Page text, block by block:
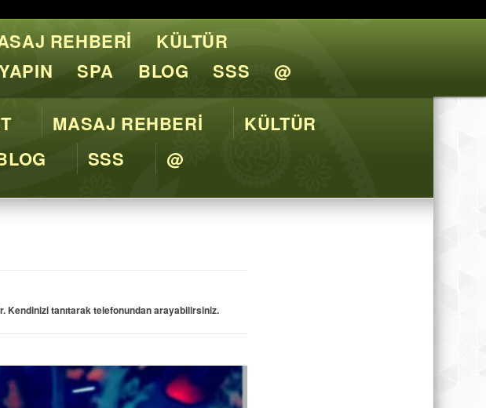
Tavsiyeler
MASAJ REHBERİ
KÜLTÜR
SSS @
Kendinizi tanıtarak telefonundan arayabilirsiniz.
REHBERİ
KÜLTÜR
SPA BLOG SSS @